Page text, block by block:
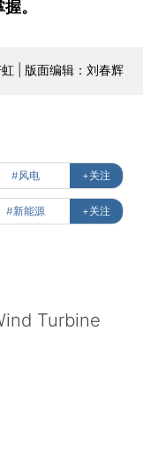
。
| 版面编辑：刘春辉
#风电 +关注
#新能源 +关注
Turbine